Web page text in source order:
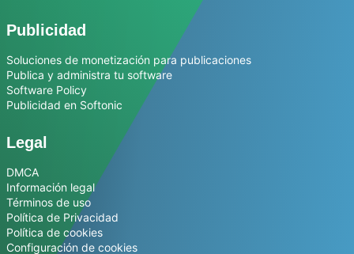
Publicidad
Soluciones de monetización para publicaciones
Publica y administra tu software
Software Policy
Publicidad en Softonic
Legal
DMCA
Información legal
Términos de uso
Política de Privacidad
Política de cookies
Configuración de cookies